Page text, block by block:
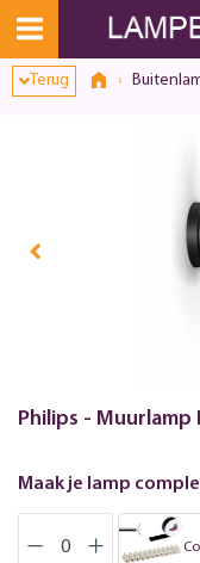
Terug
Philips -
Maak je lamp